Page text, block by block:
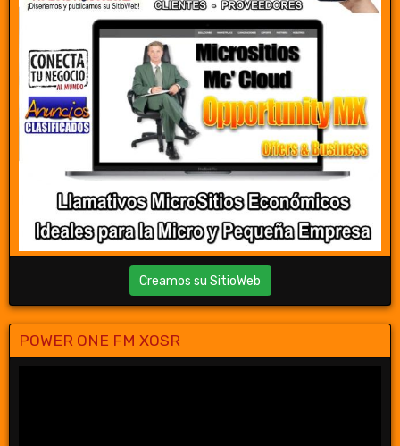
Creamos su SitioWeb
POWER ONE FM XOSR